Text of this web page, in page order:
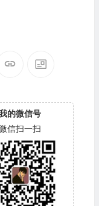
的微信号
信扫一扫